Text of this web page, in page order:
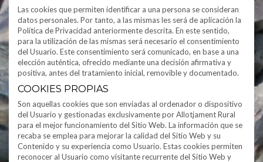
Las cookies que permiten identificar a una persona se consideran
datos personales. Por tanto, a las mismas les será de aplicación la
Política de Privacidad anteriormente descrita. En este sentido,
para la utilización de las mismas será necesario el consentimiento
del Usuario. Este consentimiento será comunicado, en base a una
elección auténtica, ofrecido mediante una decisión afirmativa y
positiva, antes del tratamiento inicial, removible y documentado.
COOKIES PROPIAS
Son aquellas cookies que son enviadas al ordenador o dispositivo
del Usuario y gestionadas exclusivamente por Allotjament Rural
para el mejor funcionamiento del Sitio Web. La información que se
recaba se emplea para mejorar la calidad del Sitio Web y su
Contenido y su experiencia como Usuario. Estas cookies permiten
reconocer al Usuario como visitante recurrente del Sitio Web y